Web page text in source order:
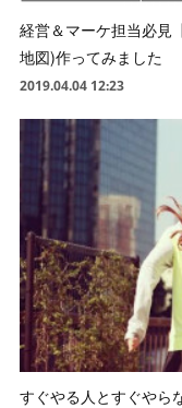
経営＆マーケ担当必見
地図)作ってみました
2019.04.04 12:23
すぐやる人とすぐやら